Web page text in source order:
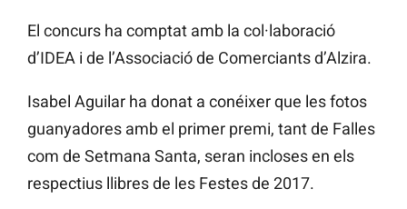
El concurs ha comptat amb la col·laboració
d’IDEA i de l’Associació de Comerciants d’Alzira.
Isabel Aguilar ha donat a conéixer que les fotos
guanyadores amb el primer premi, tant de Falles
com de Setmana Santa, seran incloses en els
respectius llibres de les Festes de 2017.